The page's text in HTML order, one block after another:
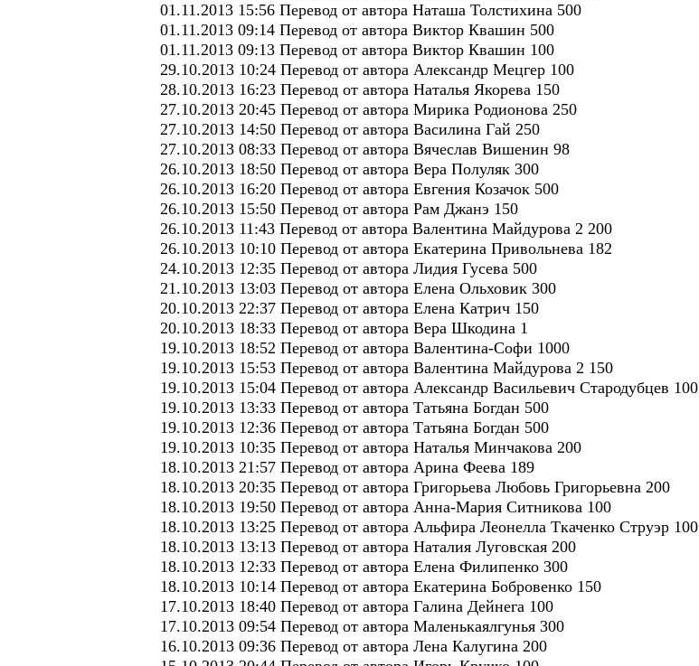
01.11.2013 15:56 Перевод от автора Наташа Толстихина 500
01.11.2013 09:14 Перевод от автора Виктор Квашин 500
01.11.2013 09:13 Перевод от автора Виктор Квашин 100
29.10.2013 10:24 Перевод от автора Александр Мецгер 100
28.10.2013 16:23 Перевод от автора Наталья Якорева 150
27.10.2013 20:45 Перевод от автора Мирика Родионова 250
27.10.2013 14:50 Перевод от автора Василина Гай 250
27.10.2013 08:33 Перевод от автора Вячеслав Вишенин 98
26.10.2013 18:50 Перевод от автора Вера Полуляк 300
26.10.2013 16:20 Перевод от автора Евгения Козачок 500
26.10.2013 15:50 Перевод от автора Рам Джанэ 150
26.10.2013 11:43 Перевод от автора Валентина Майдурова 2 200
26.10.2013 10:10 Перевод от автора Екатерина Привольнева 182
24.10.2013 12:35 Перевод от автора Лидия Гусева 500
21.10.2013 13:03 Перевод от автора Елена Ольховик 300
20.10.2013 22:37 Перевод от автора Елена Катрич 150
20.10.2013 18:33 Перевод от автора Вера Шкодина 1
19.10.2013 18:52 Перевод от автора Валентина-Софи 1000
19.10.2013 15:53 Перевод от автора Валентина Майдурова 2 150
19.10.2013 15:04 Перевод от автора Александр Васильевич Стародубцев 100
19.10.2013 13:33 Перевод от автора Татьяна Богдан 500
19.10.2013 12:36 Перевод от автора Татьяна Богдан 500
19.10.2013 10:35 Перевод от автора Наталья Минчакова 200
18.10.2013 21:57 Перевод от автора Арина Феева 189
18.10.2013 20:35 Перевод от автора Григорьева Любовь Григорьевна 200
18.10.2013 19:50 Перевод от автора Анна-Мария Ситникова 100
18.10.2013 13:25 Перевод от автора Альфира Леонелла Ткаченко Струэр 100
18.10.2013 13:13 Перевод от автора Наталия Луговская 200
18.10.2013 12:33 Перевод от автора Елена Филипенко 300
18.10.2013 10:14 Перевод от автора Екатерина Бобровенко 150
17.10.2013 18:40 Перевод от автора Галина Дейнега 100
17.10.2013 09:54 Перевод от автора Маленькаялгунья 300
16.10.2013 09:36 Перевод от автора Лена Калугина 200